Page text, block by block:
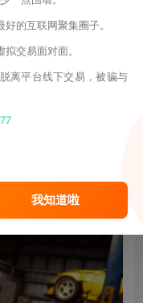
的互联网聚集圈子。
交易面对面。
离平台线下交易，被骗与
我知道啦